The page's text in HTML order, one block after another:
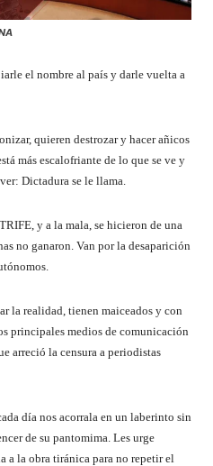
el nombre al país y darle vuelta a
quieren destrozar y hacer añicos
más escalofriante de lo que se ve y
Dictadura se le llama.
y a la mala, se hicieron de una
no ganaron. Van por la desaparición
la realidad, tienen maiceados y con
principales medios de comunicación
arreció la censura a periodistas
día nos acorrala en un laberinto sin
de su pantomima. Les urge
a la obra tiránica para no repetir el